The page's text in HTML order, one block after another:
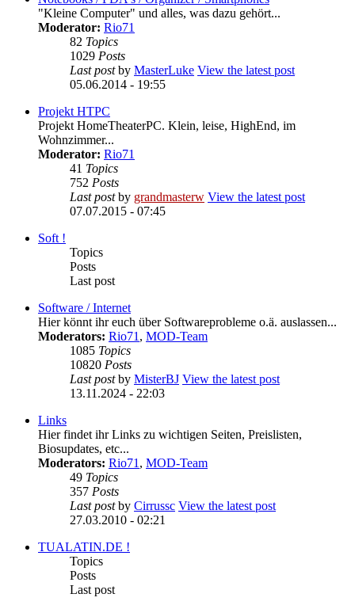
"Kleine Computer" und alles, was dazu gehört...
Moderator: Rio71
82 Topics
1029 Posts
Last postby MasterLuke View the latest post
05.06.2014 - 19:55
Projekt HTPC
Projekt HomeTheaterPC. Klein, leise, HighEnd, im
Wohnzimmer...
Moderator: Rio71
41 Topics
752 Posts
Last postby grandmasterw View the latest post
07.07.2015 - 07:45
Soft !
Topics
Posts
Last post
Software / Internet
Hier könnt ihr euch über Softwareprobleme o.ä. auslassen...
Moderators: Rio71, MOD-Team
1085 Topics
10820 Posts
Last postby MisterBJ View the latest post
13.11.2024 - 22:03
Links
Hier findet ihr Links zu wichtigen Seiten, Preislisten,
Biosupdates, etc...
Moderators: Rio71, MOD-Team
49 Topics
357 Posts
Last postby Cirrussc View the latest post
27.03.2010 - 02:21
TUALATIN.DE !
Topics
Posts
Last post